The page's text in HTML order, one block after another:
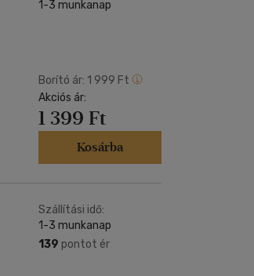
1-3 munkanap
Borító ár: 1 999 Ft
Akciós ár:
1 399 Ft
Kosárba
Szállítási idő:
1-3 munkanap
139 pontot ér